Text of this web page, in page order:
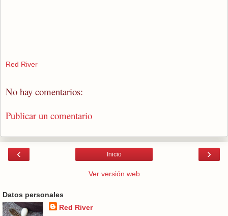
Red River
No hay comentarios:
Publicar un comentario
‹ ›
Inicio
Ver versión web
Datos personales
Red River